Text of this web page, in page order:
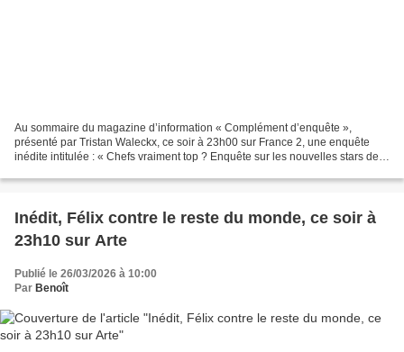
Au sommaire du magazine d’information « Complément d’enquête »,
présenté par Tristan Waleckx, ce soir à 23h00 sur France 2, une enquête
inédite intitulée : « Chefs vraiment top ? Enquête sur les nouvelles stars de
Inédit, Félix contre le reste du monde, ce soir à
23h10 sur Arte
Publié le 26/03/2026 à 10:00
Par Benoît